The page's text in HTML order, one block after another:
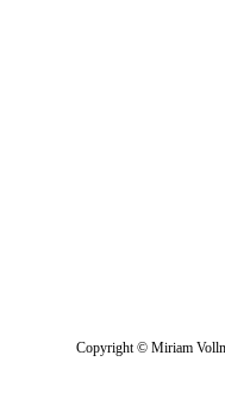
Copyright © Miriam